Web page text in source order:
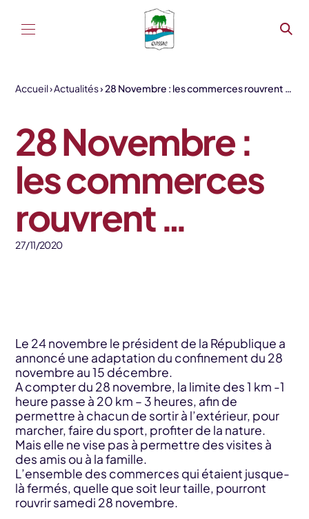
Accueil Actualités 28 Novembre : les commerces rouvrent …
28 Novembre :
les commerces
rouvrent …
27/11/2020
Le 24 novembre le président de la République a
annoncé une adaptation du confinement du 28
novembre au 15 décembre.
A compter du 28 novembre, la limite des 1 km -1
heure passe à 20 km – 3 heures, afin de
permettre à chacun de sortir à l’extérieur, pour
marcher, faire du sport, profiter de la nature.
Mais elle ne vise pas à permettre des visites à
des amis ou à la famille.
L’ensemble des commerces qui étaient jusque-
là fermés, quelle que soit leur taille, pourront
rouvrir samedi 28 novembre.